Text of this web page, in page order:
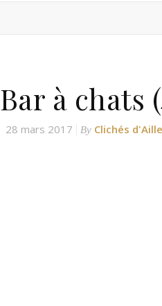
Bar à chats
28 mars 2017 By Clichés